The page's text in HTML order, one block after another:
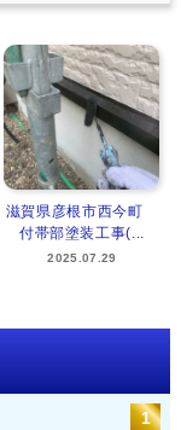
滋賀県彦根市西今町
付帯部塗装工事(...
2025.07.29